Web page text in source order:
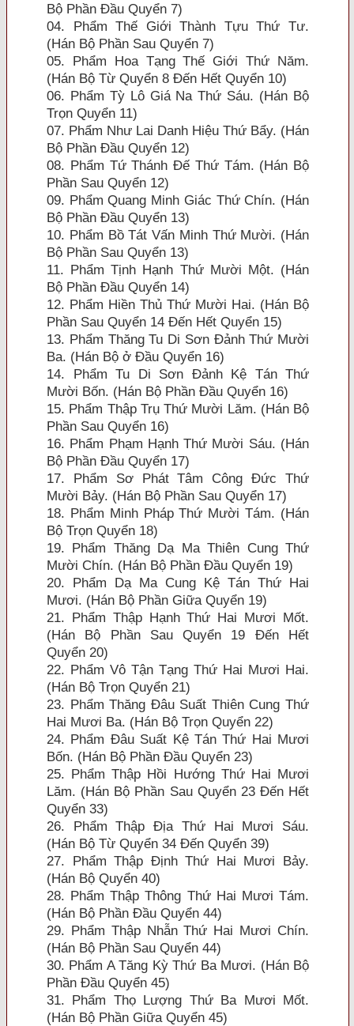
Bộ Phần Ðầu Quyển 7)
04. Phẩm Thế Giới Thành Tựu Thứ Tư.
(Hán Bộ Phần Sau Quyển 7)
05. Phẩm Hoa Tạng Thế Giới Thứ Năm.
(Hán Bộ Từ Quyển 8 Ðến Hết Quyển 10)
06. Phẩm Tỳ Lô Giá Na Thứ Sáu. (Hán Bộ
Trọn Quyển 11)
07. Phẩm Như Lai Danh Hiệu Thứ Bẩy. (Hán
Bộ Phần Ðầu Quyển 12)
08. Phẩm Tứ Thánh Ðế Thứ Tám. (Hán Bộ
Phần Sau Quyển 12)
09. Phẩm Quang Minh Giác Thứ Chín. (Hán
Bộ Phần Ðầu Quyển 13)
10. Phẩm Bồ Tát Vấn Minh Thứ Mười. (Hán
Bộ Phần Sau Quyển 13)
11. Phẩm Tịnh Hạnh Thứ Mười Một. (Hán
Bộ Phần Ðầu Quyển 14)
12. Phẩm Hiền Thủ Thứ Mười Hai. (Hán Bộ
Phần Sau Quyển 14 Ðến Hết Quyển 15)
13. Phẩm Thăng Tu Di Sơn Ðảnh Thứ Mười
Ba. (Hán Bộ ở Ðầu Quyển 16)
14. Phẩm Tu Di Sơn Ðảnh Kệ Tán Thứ
Mười Bốn. (Hán Bộ Phần Ðầu Quyển 16)
15. Phẩm Thập Trụ Thứ Mười Lăm. (Hán Bộ
Phần Sau Quyển 16)
16. Phẩm Phạm Hạnh Thứ Mười Sáu. (Hán
Bộ Phần Ðầu Quyển 17)
17. Phẩm Sơ Phát Tâm Công Ðức Thứ
Mười Bảy. (Hán Bộ Phần Sau Quyển 17)
18. Phẩm Minh Pháp Thứ Mười Tám. (Hán
Bộ Trọn Quyển 18)
19. Phẩm Thăng Dạ Ma Thiên Cung Thứ
Mười Chín. (Hán Bộ Phần Ðầu Quyển 19)
20. Phẩm Dạ Ma Cung Kệ Tán Thứ Hai
Mươi. (Hán Bộ Phần Giữa Quyển 19)
21. Phẩm Thập Hạnh Thứ Hai Mươi Mốt.
(Hán Bộ Phần Sau Quyển 19 Ðến Hết
Quyển 20)
22. Phẩm Vô Tận Tạng Thứ Hai Mươi Hai.
(Hán Bộ Trọn Quyển 21)
23. Phẩm Thăng Ðâu Suất Thiên Cung Thứ
Hai Mươi Ba. (Hán Bộ Trọn Quyển 22)
24. Phẩm Ðâu Suất Kệ Tán Thứ Hai Mươi
Bốn. (Hán Bộ Phần Ðầu Quyển 23)
25. Phẩm Thập Hồi Hướng Thứ Hai Mươi
Lăm. (Hán Bộ Phần Sau Quyển 23 Ðến Hết
Quyển 33)
26. Phẩm Thập Ðịa Thứ Hai Mươi Sáu.
(Hán Bộ Từ Quyển 34 Ðến Quyển 39)
27. Phẩm Thập Ðịnh Thứ Hai Mươi Bảy.
(Hán Bộ Quyển 40)
28. Phẩm Thập Thông Thứ Hai Mươi Tám.
(Hán Bộ Phần Ðầu Quyển 44)
29. Phẩm Thập Nhẫn Thứ Hai Mươi Chín.
(Hán Bộ Phần Sau Quyển 44)
30. Phẩm A Tăng Kỳ Thứ Ba Mươi. (Hán Bộ
Phần Ðầu Quyển 45)
31. Phẩm Thọ Lượng Thứ Ba Mươi Mốt.
(Hán Bộ Phần Giữa Quyển 45)